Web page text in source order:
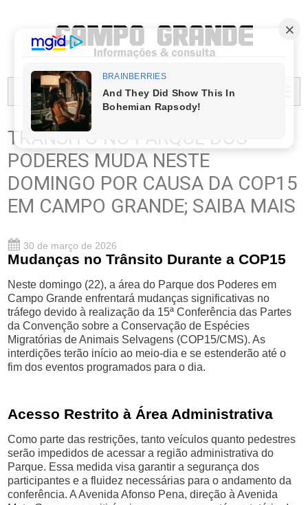
MENU...
TRÂNSITO NO PARQUE DOS
PODERES MUDA NESTE
DOMINGO POR CAUSA DA COP15
EM CAMPO GRANDE; SAIBA MAIS
30 de março de 2026
Mudanças no Trânsito Durante a COP15
Neste domingo (22), a área do Parque dos Poderes em
Campo Grande enfrentará mudanças significativas no
tráfego devido à realização da 15ª Conferência das Partes
da Convenção sobre a Conservação de Espécies
Migratórias de Animais Selvagens (COP15/CMS). As
interdições terão início ao meio-dia e se estenderão até o
fim dos eventos programados para o dia.
Acesso Restrito à Área Administrativa
Como parte das restrições, tanto veículos quanto pedestres
serão impedidos de acessar a região administrativa do
Parque. Essa medida visa garantir a segurança dos
participantes e a fluidez necessárias para o andamento da
conferência. A Avenida Afonso Pena, direção à Avenida